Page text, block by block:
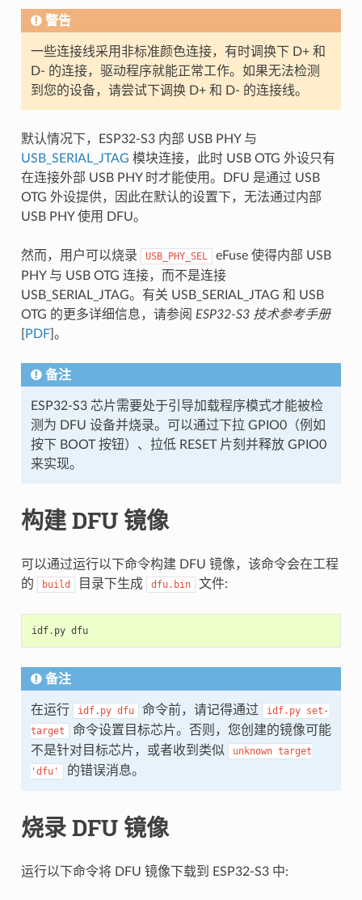
警告
一些连接线采用非标准颜色连接，有时调换下 D+ 和
D- 的连接，驱动程序就能正常工作。如果无法检测
到您的设备，请尝试下调换 D+ 和 D- 的连接线。
默认情况下，ESP32-S3 内部 USB PHY 与
USB_SERIAL_JTAG 模块连接，此时 USB OTG 外设只有
在连接外部 USB PHY 时才能使用。DFU 是通过 USB
OTG 外设提供，因此在默认的设置下，无法通过内部
USB PHY 使用 DFU。
然而，用户可以烧录 USB_PHY_SEL
eFuse 使得内部 USB
PHY 与 USB OTG 连接，而不是连接
USB_SERIAL_JTAG。有关 USB_SERIAL_JTAG 和 USB
OTG 的更多详细信息，请参阅 ESP32-S3 技术参考手册
PDF]。
备注
ESP32-S3 芯片需要处于引导加载程序模式才能被检
测为 DFU 设备并烧录。可以通过下拉 GPIO0（例如
按下 BOOT 按钮）、拉低 RESET 片刻并释放 GPIO0
来实现。
构建 DFU 镜像
可以通过运行以下命令构建 DFU 镜像，该命令会在工程
的
build 目录下生成 dfu.bin 文件:
idf. py dfu
备注
在运行 idf.py dfu 命令前，请记得通过 idf.py set-
target
命令设置目标芯片。否则，您创建的镜像可能
不是针对目标芯片，或者收到类似
unknown target
'dfu'
的错误消息。
烧录 DFU 镜像
运行以下命令将 DFU 镜像下载到 ESP32-S3 中: